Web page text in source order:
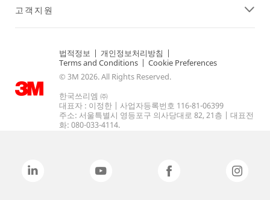
고객지원
법적정보 | 개인정보처리방침 |
Terms and Conditions | Cookie Preferences
© 3M 2026. All Rights Reserved.
한국쓰리엠 ㈜
대표자 : 이정한 | 사업자등록번호 116-81-06399
주소: 서울특별시 영등포구 의사당대로 82, 21층 | 대표전
화: 080-033-4114.